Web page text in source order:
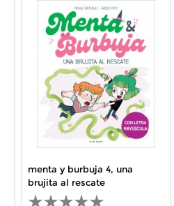
menta y burbuja 4, una
brujita al rescate